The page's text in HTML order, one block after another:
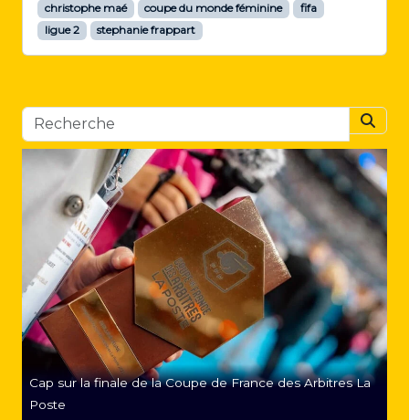
christophe maé coupe du monde féminine
fifa
ligue 2
stephanie frappart
Cap sur la finale de la Coupe de France des Arbitres La
Poste